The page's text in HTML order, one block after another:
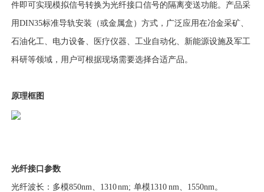
件即可实现模拟信号转换为光纤接口信号的隔离变送功能。产品采
用DIN35标准导轨安装（或金属盒）方式，广泛应用在冶金采矿、
石油化工、电力设备、医疗仪器、工业自动化、新能源设施及军工
科研等领域，用户可根据现场需要选择合适产品。
原理框图
光纤接口参数
光纤波长：多模850nm、1310 nm; 单模1310 nm、1550nm。